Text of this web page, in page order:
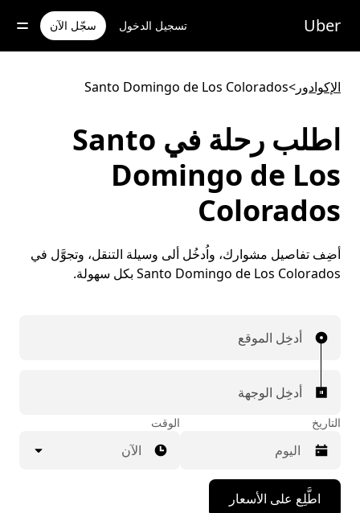
للوصول
المحتوى
Uber تسجيل الدخول سجّل الآن
الإكوادور >
Santo Domingo de Los Colorados
اطلب رحلة في Santo
Domingo de Los
Colorados
أضِف تفاصيل مشوارك، واُدخُل ألى وسيلة التنقل، وتجوَّل في
Santo Domingo de Los Colorados بكل سهولة.
أدخِل الموقع
أدخِل الوجهة
التاريخ
اضغط
على
الوقت
الآن
اطَّلِع على الأسعار